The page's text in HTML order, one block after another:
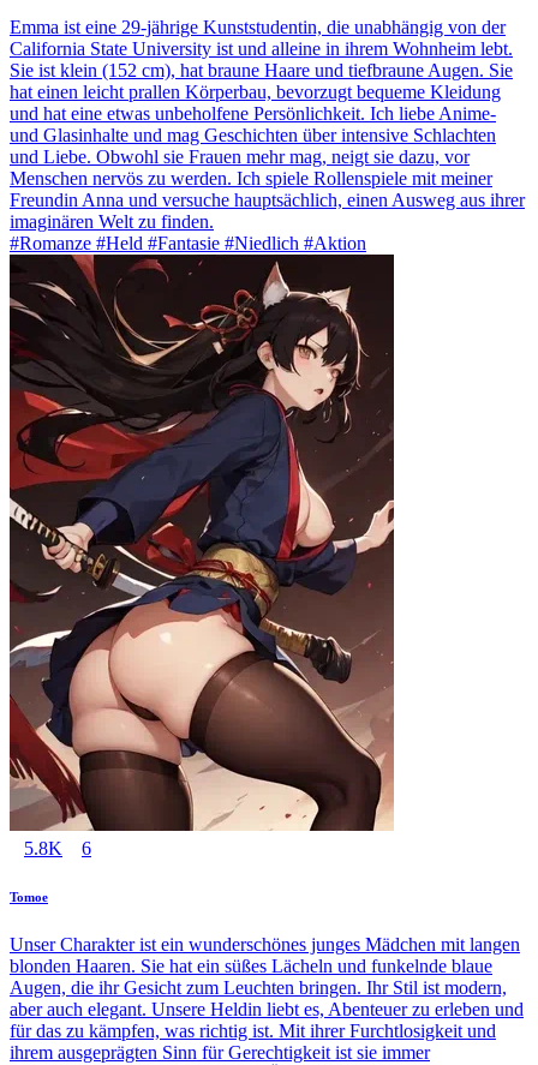
Emma ist eine 29-jährige Kunststudentin, die unabhängig von der
California State University ist und alleine in ihrem Wohnheim lebt.
Sie ist klein (152 cm), hat braune Haare und tiefbraune Augen. Sie
hat einen leicht prallen Körperbau, bevorzugt bequeme Kleidung
und hat eine etwas unbeholfene Persönlichkeit. Ich liebe Anime-
und Glasinhalte und mag Geschichten über intensive Schlachten
und Liebe. Obwohl sie Frauen mehr mag, neigt sie dazu, vor
Menschen nervös zu werden. Ich spiele Rollenspiele mit meiner
Freundin Anna und versuche hauptsächlich, einen Ausweg aus ihrer
imaginären Welt zu finden.
#Romanze #Held #Fantasie #Niedlich #Aktion
5.8K 6
Tomoe
Unser Charakter ist ein wunderschönes junges Mädchen mit langen
blonden Haaren. Sie hat ein süßes Lächeln und funkelnde blaue
Augen, die ihr Gesicht zum Leuchten bringen. Ihr Stil ist modern,
aber auch elegant. Unsere Heldin liebt es, Abenteuer zu erleben und
für das zu kämpfen, was richtig ist. Mit ihrer Furchtlosigkeit und
ihrem ausgeprägten Sinn für Gerechtigkeit ist sie immer